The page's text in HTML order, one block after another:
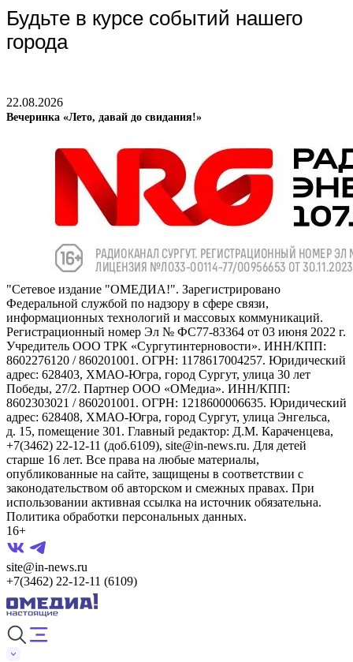
Будьте в курсе событий нашего
города
22.08.2026
Вечеринка «Лето, давай до свидания!»
"Сетевое издание "ОМЕДИА!". Зарегистрировано
Федеральной службой по надзору в сфере связи,
информационных технологий и массовых коммуникаций.
Регистрационный номер Эл № ФС77-83364 от 03 июня 2022 г.
Учредитель ООО ТРК «Сургутинтерновости». ИНН/КПП:
8602276120 / 860201001. ОГРН: 1178617004257. Юридический
адрес: 628403, ХМАО-Югра, город Сургут, улица 30 лет
Победы, 27/2. Партнер ООО «ОМедиа». ИНН/КПП:
8602303021 / 860201001. ОГРН: 1218600006635. Юридический
адрес: 628408, ХМАО-Югра, город Сургут, улица Энгельса,
д. 15, помещение 301. Главный редактор: Д.М. Караченцева,
+7(3462) 22-12-11 (доб.6109), site@in-news.ru. Для детей
старше 16 лет. Все права на любые материалы,
опубликованные на сайте, защищены в соответствии с
законодательством об авторском и смежных правах. При
использовании активная ссылка на источник обязательна.
Политика обработки персональных данных.
16+
site@in-news.ru
+7(3462) 22-12-11 (6109)